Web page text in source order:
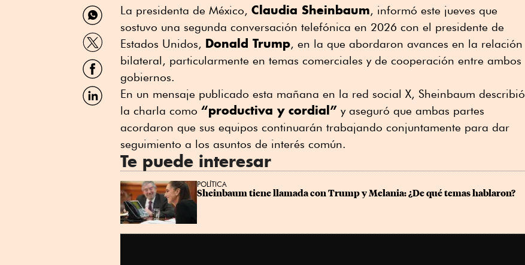
Compartir
por
WhatsApp
Compartir
por
Twitter
Compartir
por
Facebook
Compartir
por
La presidenta de México, Claudia Sheinbaum, informó este jueves que
sostuvo una segunda conversación telefónica en 2026 con el presidente de
Estados Unidos, Donald Trump, en la que abordaron avances en la relación
bilateral, particularmente en temas comerciales y de cooperación entre ambos
gobiernos.
En un mensaje publicado esta mañana en la red social X, Sheinbaum describió
la charla como “productiva y cordial” y aseguró que ambas partes
acordaron que sus equipos continuarán trabajando conjuntamente para dar
seguimiento a los asuntos de interés común.
Te puede interesar
POLÍTICA
Sheinbaum tiene llamada con Trump y Melania: ¿De qué temas hablaron?